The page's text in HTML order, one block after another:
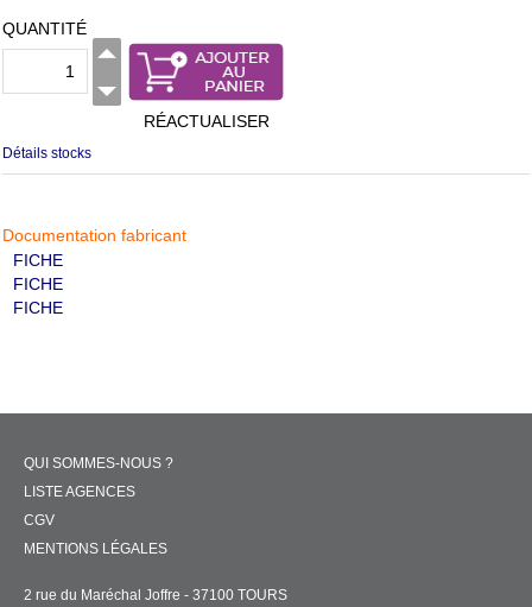
QUANTITÉ
RÉACTUALISER
Détails stocks
Documentation fabricant
FICHE
FICHE
FICHE
QUI SOMMES-NOUS ?
LISTE AGENCES
CGV
MENTIONS LÉGALES
2 rue du Maréchal Joffre - 37100 TOURS